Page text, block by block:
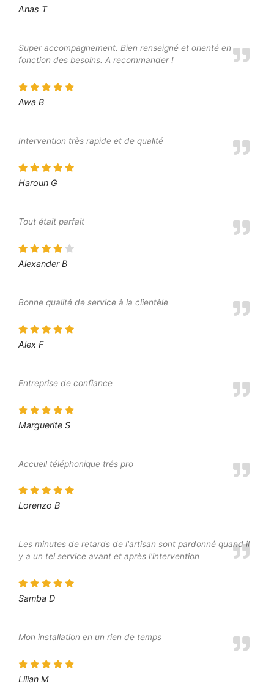
Anas T
Super accompagnement. Bien renseigné et orienté en
fonction des besoins. A recommander !
Awa B
Intervention très rapide et de qualité
Haroun G
Tout était parfait
Alexander B
Bonne qualité de service à la clientèle
Alex F
Entreprise de confiance
Marguerite S
Accueil téléphonique trés pro
Lorenzo B
Les minutes de retards de l'artisan sont pardonné quand il
y a un tel service avant et après l'intervention
Samba D
Mon installation en un rien de temps
Lilian M